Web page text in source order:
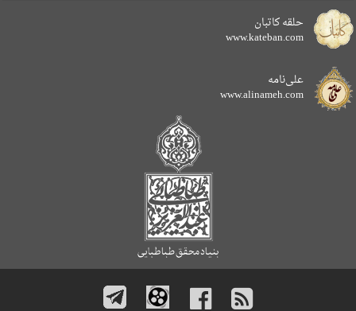
حلقه کاتبان
www.kateban.com
علی‌نامه
www.alinameh.com